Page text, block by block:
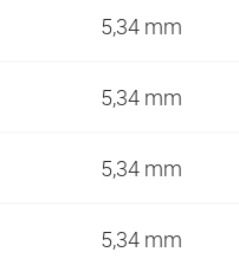
5,34 mm
5,34 mm
5,34 mm
5,34 mm